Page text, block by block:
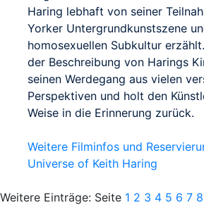
Haring lebhaft von seiner
Yorker Untergrundkunstszene
homosexuellen Subkultur
der Beschreibung von Harings
seinen Werdegang aus vielen
Perspektiven und holt den
Weise in die Erinnerung zurück.
Weitere Filminfos und
Universe of Keith Haring
Weitere Einträge: Seite 1 2 3 4 5 6 7 8